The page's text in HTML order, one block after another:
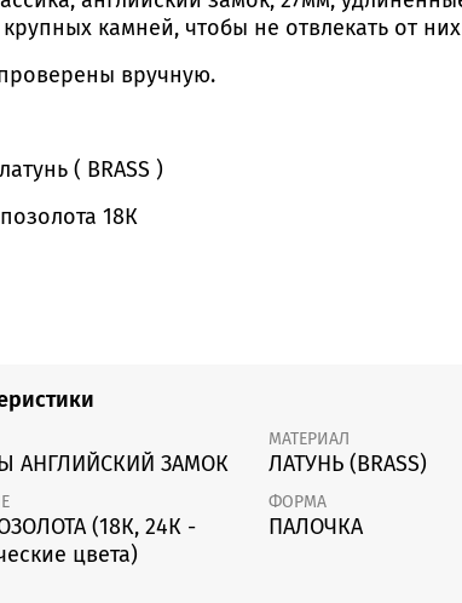
камней, чтобы не отвлекать от
вручную.
( BRASS )
18К
АНГЛИЙСКИЙ ЗАМОК
МАТЕРИАЛ
ЛАТУНЬ (BRASS)
(18К, 24К -
цвета)
ФОРМА
ПАЛОЧКА